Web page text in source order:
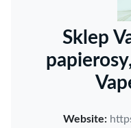
Sklep
Website: